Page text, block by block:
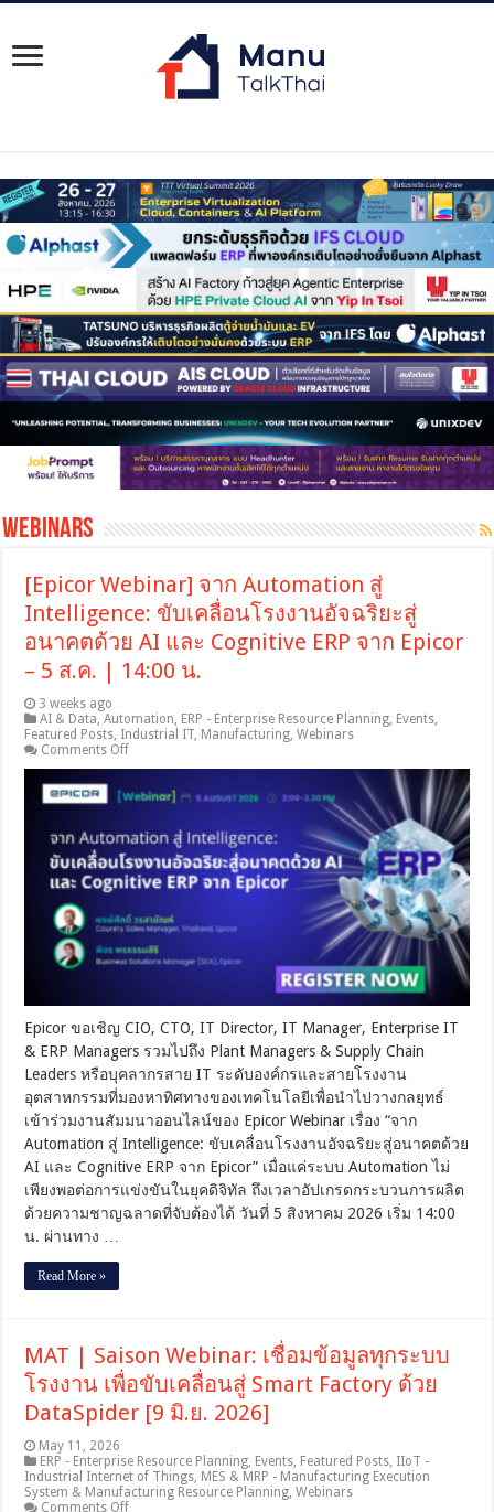
Webinars
[Epicor Webinar] จาก Automation สู่
Intelligence: ขับเคลื่อนโรงงานอัจฉริยะสู่
อนาคตด้วย AI และ Cognitive ERP จาก Epicor
– 5 ส.ค. | 14:00 น.
3 weeks ago
AI & Data,Automation, ERP - Enterprise Resource Planning, Events,
Featured Posts, Industrial IT, Manufacturing,Webinars
Comments Offon
จาก
สู่
Intelligence:
ขับ
เคลื่อน
โรงงาน
อัจฉริยะ
สู่
และ
Cognitive
Epicor
–
ส.ค.
|
14:00
Epicor ขอเชิญ CIO, CTO, IT Director, IT Manager, Enterprise IT
& ERP Managers รวมไปถึง Plant Managers & Supply Chain
Leaders หรือบุคลากรสาย IT ระดับองค์กรและสายโรงงาน
อุตสาหกรรมที่มองหาทิศทางของเทคโนโลยีเพื่อนำไปวางกลยุทธ์
เข้าร่วมงานสัมมนาออนไลน์ของ Epicor Webinar เรื่อง “จาก
Automation สู่ Intelligence: ขับเคลื่อนโรงงานอัจฉริยะสู่อนาคตด้วย
AI และ Cognitive ERP จาก Epicor” เมื่อแค่ระบบ Automation ไม่
เพียงพอต่อการแข่งขันในยุคดิจิทัล ถึงเวลาอัปเกรดกระบวนการผลิต
ด้วยความชาญฉลาดที่จับต้องได้ วันที่ 5 สิงหาคม 2026 เริ่ม 14:00
น. ผ่านทาง …
Read More »
MAT | Saison Webinar: เชื่อมข้อมูลทุกระบบ
โรงงาน เพื่อขับเคลื่อนสู่ Smart Factory ด้วย
DataSpider [9 มิ.ย. 2026]
May 11, 2026
ERP - Enterprise Resource Planning, Events, Featured Posts, IIoT -
Industrial Internet of Things, MES & MRP - Manufacturing Execution
System & Manufacturing Resource Planning,Webinars
Comments Offon